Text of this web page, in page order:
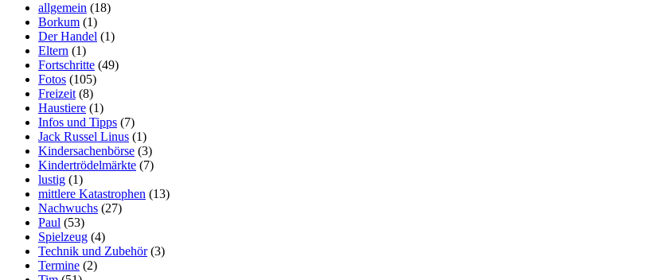
allgemein (18)
Borkum (1)
Der Handel (1)
Eltern (1)
Fortschritte (49)
Fotos (105)
Freizeit (8)
Haustiere (1)
Infos und Tipps (7)
Jack Russel Linus (1)
Kindersachenbörse (3)
Kindertrödelmärkte (7)
lustig (1)
mittlere Katastrophen (13)
Nachwuchs (27)
Paul (53)
Spielzeug (4)
Technik und Zubehör(3)
Termine (2)